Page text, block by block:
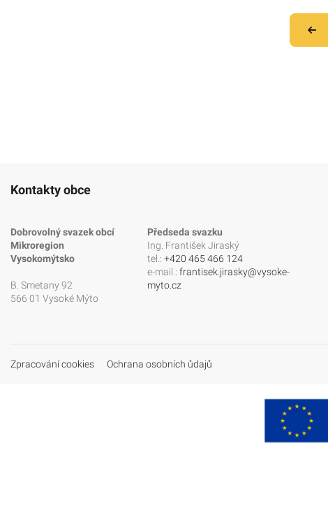
Kontakty obce
Dobrovolný svazek obcí
Mikroregion
Vysokomýtsko
B. Smetany 92
566 01 Vysoké Mýto
Předseda svazku
Ing. František Jiraský
tel.: +420 465 466 124
e-mail.: frantisek.jirasky@vysoke-
myto.cz
Zpracování cookies Ochrana osobních ůdajů